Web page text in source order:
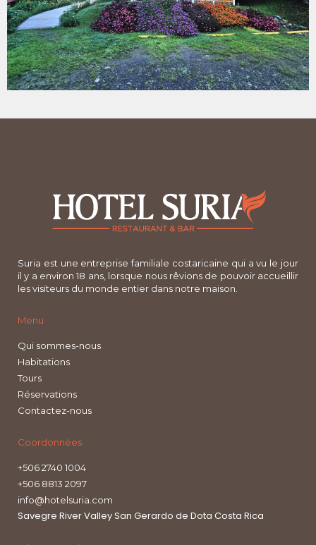
Suria est une entreprise familiale costaricaine qui a vu le jour
il y a environ 18 ans, lorsque nous rêvions de pouvoir accueillir
les visiteurs du monde entier dans notre maison.
Menu
Qui sommes-nous
Habitations
Tours
Réservations
Contactez-nous
Coordonnées
+506 2740 1004
+506 8813 2097
info@hotelsuria.com
Savegre River Valley San Gerardo de Dota Costa Rica